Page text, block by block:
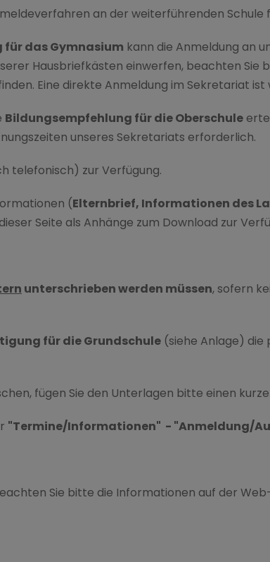
an der weiterführenden Schule
das Gymnasium kann die Anmeldung an
Hausbriefkästen einwerfen, beachten Sie
Eine direkte Anmeldung im Sekretariat
Bildungsempfehlung für die Oberschule
unseres Sekretariats erforderlich.
telefonisch) zur Verfügung.
(Elternbrief, Informationen des
Seite als Anhänge zum Download zur
unterschrieben werden müssen, sofern
für die Grundschule (siehe Anlage) die
fügen Sie den Unterlagen bitte einen
"Termine/Informationen" - "Anmeldung/
Sie bitte die Informationen auf der